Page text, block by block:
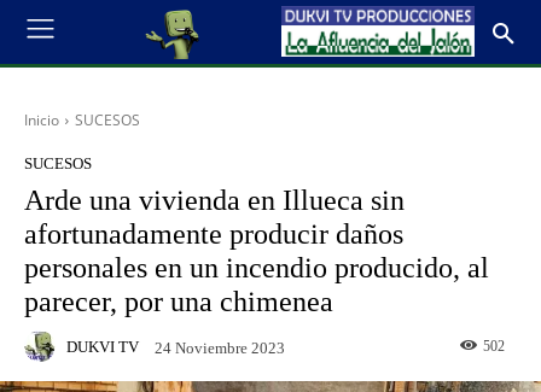
Inicio SUCESOS
SUCESOS
Arde una vivienda en Illueca sin
afortunadamente producir daños
personales en un incendio producido, al
parecer, por una chimenea
DUKVI TV 24 Noviembre 2023 502